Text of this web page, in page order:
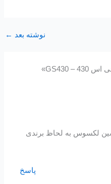
نوشته بعد ←
لکسوس به لحاظ برندی
پاسخ